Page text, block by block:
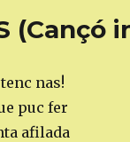
(Cançó
nas!
puc fer
afilada